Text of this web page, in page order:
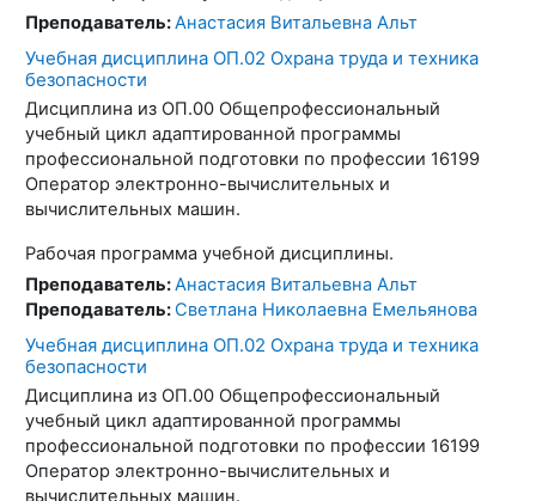
Преподаватель:Анастасия Витальевна Альт
Учебная дисциплина ОП.02 Охрана труда и техника
безопасности
Дисциплина из ОП.00 Общепрофессиональный
учебный цикл адаптированной программы
профессиональной подготовки по профессии 16199
Оператор электронно-вычислительных и
вычислительных машин.
Рабочая программа учебной дисциплины.
Преподаватель:Анастасия Витальевна Альт
Преподаватель:Светлана Николаевна Емельянова
Учебная дисциплина ОП.02 Охрана труда и техника
безопасности
Дисциплина из ОП.00 Общепрофессиональный
учебный цикл адаптированной программы
профессиональной подготовки по профессии 16199
Оператор электронно-вычислительных и
вычислительных машин.